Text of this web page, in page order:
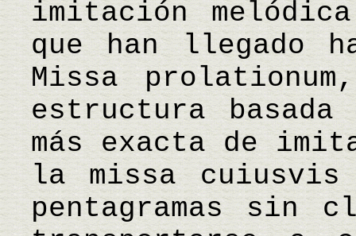
imitación
que han llegado
Missa
estructura
más exacta de
la missa
pentagramas sin